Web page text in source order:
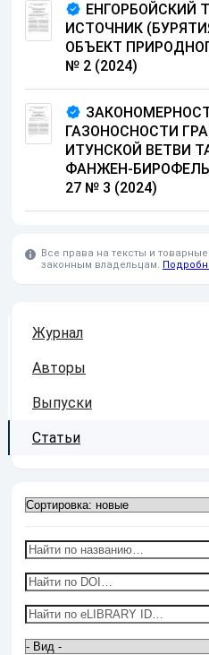
ЕНГОРБОЙСКИЙ
ИСТОЧНИК
ОБЪЕКТ
№ 2 (2024)
ГАЗОНОСНОСТИ
ИТУНСКОЙ ВЕТВИ
ФАНЖЕН-
27 № 3 (2024)
Все права на тексты и
законным владельцам.
Журнал
Авторы
Выпуски
Статьи